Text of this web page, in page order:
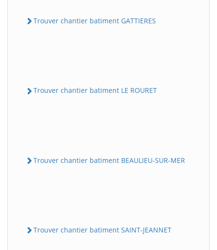
Trouver chantier batiment GATTIERES
Trouver chantier batiment LE ROURET
Trouver chantier batiment BEAULIEU-SUR-MER
Trouver chantier batiment SAINT-JEANNET